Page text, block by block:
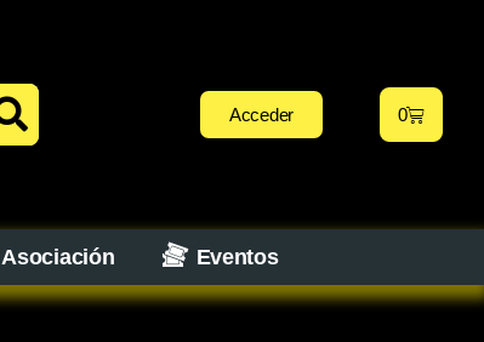
Acceder 0
Asociación Eventos